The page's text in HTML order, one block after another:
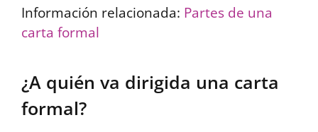
Información relacionada: Partes de una
carta formal
¿A quién va dirigida una carta
formal?